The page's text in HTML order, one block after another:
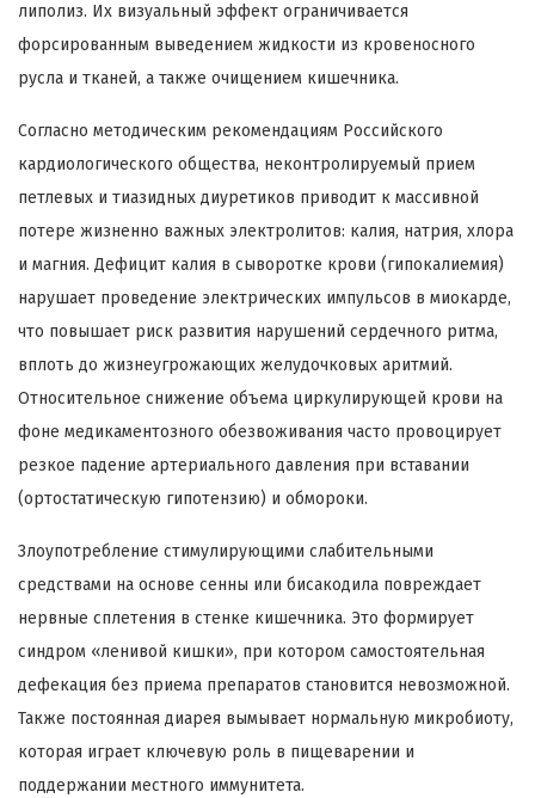
липолиз. Их визуальный эффект ограничивается
форсированным выведением жидкости из кровеносного
русла и тканей, а также очищением кишечника.
Согласно методическим рекомендациям Российского
кардиологического общества, неконтролируемый прием
петлевых и тиазидных диуретиков приводит к массивной
потере жизненно важных электролитов: калия, натрия, хлора
и магния. Дефицит калия в сыворотке крови (гипокалиемия)
нарушает проведение электрических импульсов в миокарде,
что повышает риск развития нарушений сердечного ритма,
вплоть до жизнеугрожающих желудочковых аритмий.
Относительное снижение объема циркулирующей крови на
фоне медикаментозного обезвоживания часто провоцирует
резкое падение артериального давления при вставании
(ортостатическую гипотензию) и обмороки.
Злоупотребление стимулирующими слабительными
средствами на основе сенны или бисакодила повреждает
нервные сплетения в стенке кишечника. Это формирует
синдром «ленивой кишки», при котором самостоятельная
дефекация без приема препаратов становится невозможной.
Также постоянная диарея вымывает нормальную микробиоту,
которая играет ключевую роль в пищеварении и
поддержании местного иммунитета.